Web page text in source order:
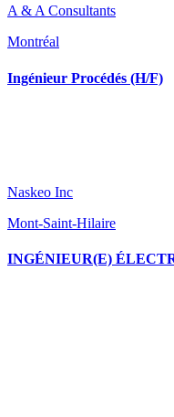
A & A Consultants
Montréal
Ingénieur Procédés (H/F)
Naskeo Inc
Mont-Saint-Hilaire
INGÉNIEUR(E)